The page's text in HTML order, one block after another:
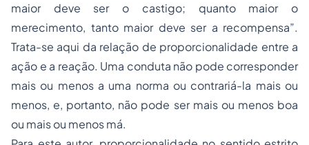
maior deve ser o castigo; quanto maior o
merecimento, tanto maior deve ser a recompensa”.
Trata-se aqui da relação de proporcionalidade entre a
ação e a reação. Uma conduta não pode corresponder
mais ou menos a uma norma ou contrariá-la mais ou
menos, e, portanto, não pode ser mais ou menos boa
ou mais ou menos má.